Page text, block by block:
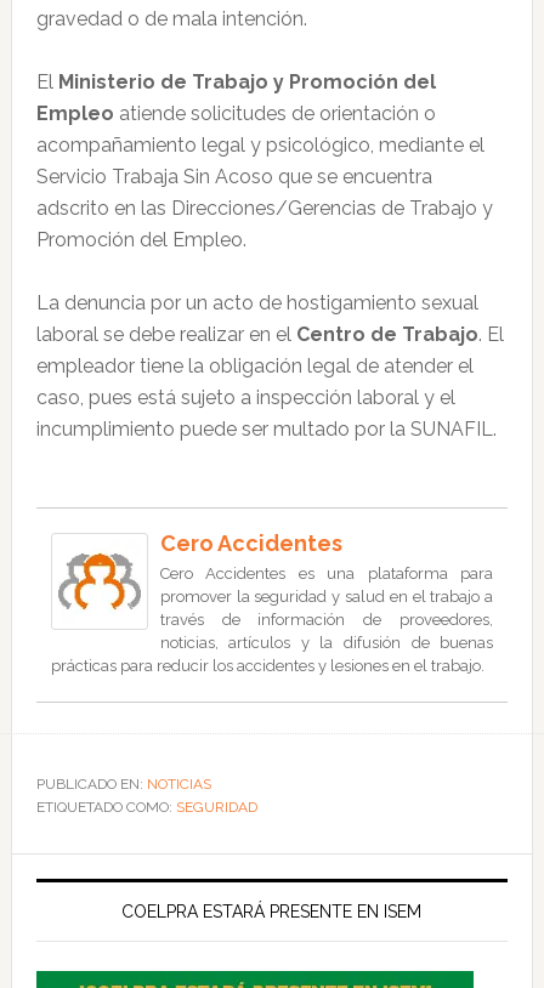
gravedad o de mala intención.
El Ministerio de Trabajo y Promoción del
Empleo atiende solicitudes de orientación o
acompañamiento legal y psicológico, mediante el
Servicio Trabaja Sin Acoso que se encuentra
adscrito en las Direcciones/Gerencias de Trabajo y
Promoción del Empleo.
La denuncia por un acto de hostigamiento sexual
laboral se debe realizar en el Centro de Trabajo. El
empleador tiene la obligación legal de atender el
caso, pues está sujeto a inspección laboral y el
incumplimiento puede ser multado por la SUNAFIL.
Cero Accidentes
Cero Accidentes es una plataforma para
promover la seguridad y salud en el trabajo a
través de información de proveedores,
noticias, artículos y la difusión de buenas
prácticas para reducir los accidentes y lesiones en el trabajo.
PUBLICADO EN: NOTICIAS
ETIQUETADO COMO: SEGURIDAD
COELPRA ESTARÁ PRESENTE EN ISEM